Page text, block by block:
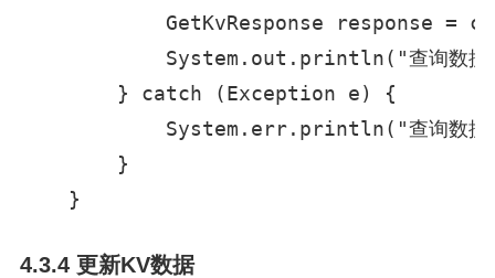
GetKvResponse response =
System.out.println("查询数
        } catch (Exception e) {
System.err.println("查询数
        }
    }
4.3.4 更新KV数据